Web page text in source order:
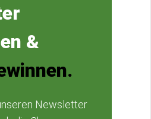
&
Newsletter